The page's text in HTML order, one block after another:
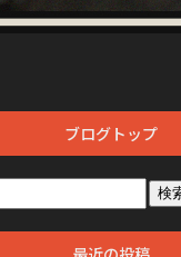
ブログトップ